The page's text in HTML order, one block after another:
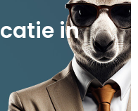
catie in